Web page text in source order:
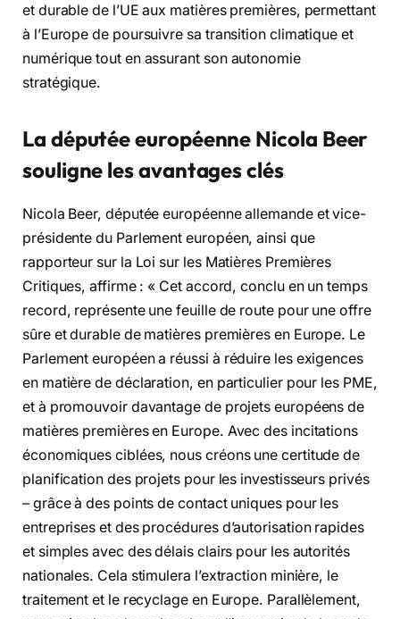
et durable de l’UE aux matières premières, permettant
à l’Europe de poursuivre sa transition climatique et
numérique tout en assurant son autonomie
stratégique.
La députée européenne Nicola Beer
souligne les avantages clés
Nicola Beer, députée européenne allemande et vice-
présidente du Parlement européen, ainsi que
rapporteur sur la Loi sur les Matières Premières
Critiques, affirme : « Cet accord, conclu en un temps
record, représente une feuille de route pour une offre
sûre et durable de matières premières en Europe. Le
Parlement européen a réussi à réduire les exigences
en matière de déclaration, en particulier pour les PME,
et à promouvoir davantage de projets européens de
matières premières en Europe. Avec des incitations
économiques ciblées, nous créons une certitude de
planification des projets pour les investisseurs privés
– grâce à des points de contact uniques pour les
entreprises et des procédures d’autorisation rapides
et simples avec des délais clairs pour les autorités
nationales. Cela stimulera l’extraction minière, le
traitement et le recyclage en Europe. Parallèlement,